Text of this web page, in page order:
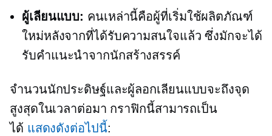
ผู้เลียนแบบ: คนเหล่านี้คือผู้ที่เริ่มใช้ผลิตภัณฑ์
ใหม่หลังจากที่ได้รับความสนใจแล้ว ซึ่งมักจะได้
รับคำแนะนำจากนักสร้างสรรค์
จำนวนนักประดิษฐ์และผู้ลอกเลียนแบบจะถึงจุด
สูงสุดในเวลาต่อมา กราฟิกนี้สามารถเป็น
ได้ แสดงดังต่อไปนี้: